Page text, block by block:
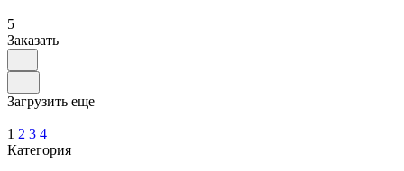
5
Заказать
Загрузить еще
1 2 3 4
Категория